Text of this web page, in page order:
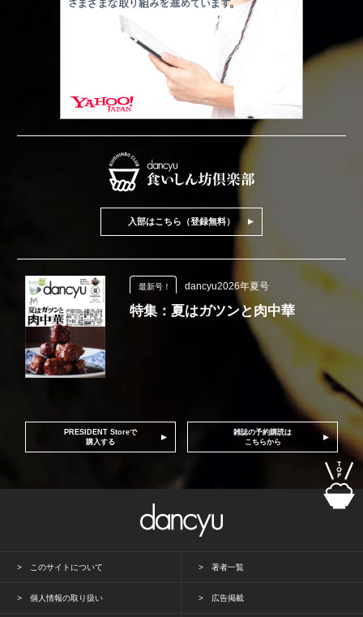
入部はこちら（登録無料）
最新号！ dancyu2026年夏号
特集：夏はガツンと肉中華
PRESIDENT Storeで
購入する
雑誌の予約購読は
こちらから
このサイトについて 著者一覧
個人情報の取り扱い 広告掲載